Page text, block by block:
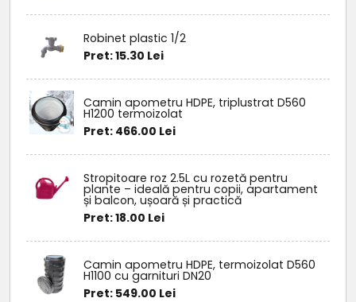
Robinet plastic 1/2
Pret: 15.30 Lei
Camin apometru HDPE, triplustrat D560
H1200 termoizolat
Pret: 466.00 Lei
Stropitoare roz 2.5L cu rozetă pentru
plante – ideală pentru copii, apartament
și balcon, ușoară și practică
Pret: 18.00 Lei
Camin apometru HDPE, termoizolat D560
H1100 cu garnituri DN20
Pret: 549.00 Lei